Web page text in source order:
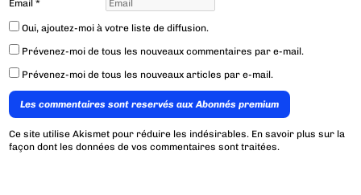
Email*
Oui, ajoutez-moi à votre liste de diffusion.
Prévenez-moi de tous les nouveaux commentaires par e-mail.
Prévenez-moi de tous les nouveaux articles par e-mail.
Les commentaires sont reservés aux Abonnés premium
Ce site utilise Akismet pour réduire les indésirables. En savoir plus sur la
façon dont les données de vos commentaires sont traitées.